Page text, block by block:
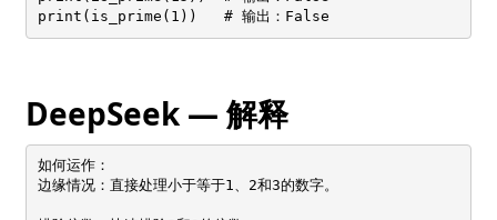
print(is_prime(1))   # 输出：False
DeepSeek — 解释
如何运作：
边缘情况：直接处理小于等于1、2和3的数字。